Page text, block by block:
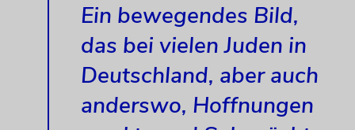
Ein bewegendes Bild,
das bei vielen Juden in
Deutschland, aber auch
anderswo, Hoffnungen